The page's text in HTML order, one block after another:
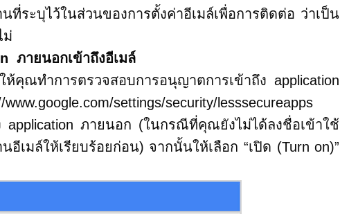
บุไว้ในส่วนของการตั้งค่าอีเมล์เพื่อการติดต่อ ว่าเป็น
ม่
ายนอกเข้าถึงอีเมล์
การตรวจสอบการอนุญาตการเข้าถึง application
settings/security/lesssecureapps
ภายนอก (ในกรณีที่คุณยังไม่ได้ลงชื่อเข้าใช้
เมล์ให้เรียบร้อยก่อน) จากนั้นให้เลือก “เปิด (Turn on)”